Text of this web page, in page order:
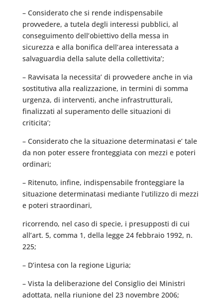
– Considerato che si rende indispensabile
provvedere, a tutela degli interessi pubblici, al
conseguimento dell’obiettivo della messa in
sicurezza e alla bonifica dell’area interessata a
salvaguardia della salute della collettivita’;
– Ravvisata la necessita’ di provvedere anche in via
sostitutiva alla realizzazione, in termini di somma
urgenza, di interventi, anche infrastrutturali,
finalizzati al superamento delle situazioni di
criticita’;
– Considerato che la situazione determinatasi e’ tale
da non poter essere fronteggiata con mezzi e poteri
ordinari;
– Ritenuto, infine, indispensabile fronteggiare la
situazione determinatasi mediante l’utilizzo di mezzi
e poteri straordinari,
ricorrendo, nel caso di specie, i presupposti di cui
all’art. 5, comma 1, della legge 24 febbraio 1992, n.
225;
– D’intesa con la regione Liguria;
– Vista la deliberazione del Consiglio dei Ministri
adottata, nella riunione del 23 novembre 2006;